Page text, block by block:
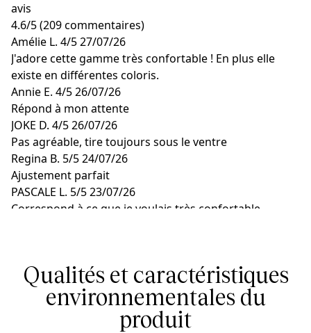
avis
4.6/5(209 commentaires)
Amélie L. 4/527/07/26
J'adore cette gamme très confortable ! En plus elle
existe en différentes coloris.
Annie E. 4/526/07/26
Répond à mon attente
JOKE D. 4/526/07/26
Pas agréable, tire toujours sous le ventre
Regina B. 5/524/07/26
Ajustement parfait
PASCALE L. 5/523/07/26
Correspond à ce que je voulais très confortable,
Qualités et caractéristiques
environnementales du
produit